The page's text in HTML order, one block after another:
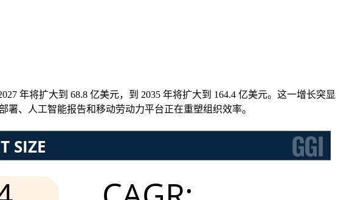
年将扩大到 68.8 亿美元，到 2035 年将扩大到 164.4 亿美元。这一增长突显
署、人工智能报告和移动劳动力平台正在重塑组织效率。